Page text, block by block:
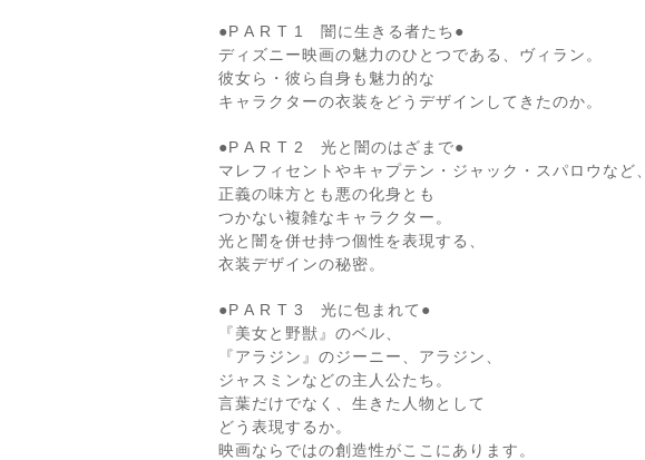
●P A R T 1 闇に生きる者たち●
ディズニー映画の魅力のひとつである、ヴィラン。
彼女ら・彼ら自身も魅力的な
キャラクターの衣装をどうデザインしてきたのか。
●P A R T 2 光と闇のはざまで●
マレフィセントやキャプテン・ジャック・スパロウなど、
正義の味方とも悪の化身とも
つかない複雑なキャラクター。
光と闇を併せ持つ個性を表現する、
衣装デザインの秘密。
●P A R T 3 光に包まれて●
『美女と野獣』のベル、
『アラジン』のジーニー、アラジン、
ジャスミンなどの主人公たち。
言葉だけでなく、生きた人物として
どう表現するか。
映画ならではの創造性がここにあります。